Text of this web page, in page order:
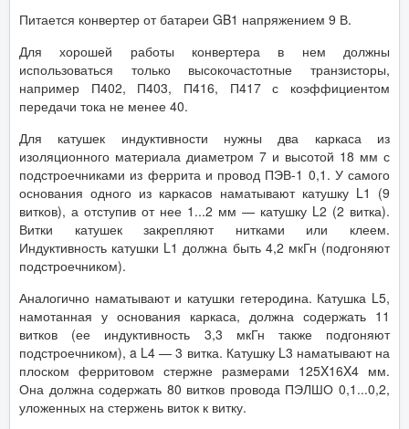
Питается конвертер от батареи GB1 напряжением 9 В.
Для хорошей работы конвертера в нем должны
использоваться только высокочастотные транзисторы,
например П402, П403, П416, П417 с коэффициентом
передачи тока не менее 40.
Для катушек индуктивности нужны два каркаса из
изоляционного материала диаметром 7 и высотой 18 мм с
подстроечниками из феррита и провод ПЭВ-1 0,1. У самого
основания одного из каркасов наматывают катушку L1 (9
витков), а отступив от нее 1...2 мм — катушку L2 (2 витка).
Витки катушек закрепляют нитками или клеем.
Индуктивность катушки L1 должна быть 4,2 мкГн (подгоняют
подстроечником).
Аналогично наматывают и катушки гетеродина. Катушка L5,
намотанная у основания каркаса, должна содержать 11
витков (ее индуктивность 3,3 мкГн также подгоняют
подстроечником), a L4 — 3 витка. Катушку L3 наматывают на
плоском ферритовом стержне размерами 125X16X4 мм.
Она должна содержать 80 витков провода ПЭЛШО 0,1...0,2,
уложенных на стержень виток к витку.